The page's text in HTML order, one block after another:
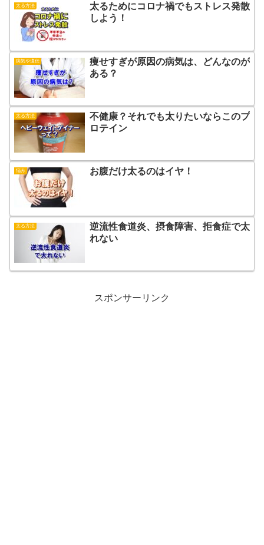
太る方法
太るためにコロナ禍でもストレス発散
しよう！
病気や遺伝
痩せすぎが原因の病気は、どんなのが
ある？
太る方法
不健康？それでも太りたいならこのプ
ロテイン
悩み お腹だけ太るのはイヤ！
太る方法
逆流性食道炎、摂食障害、拒食症で太
れない
スポンサーリンク